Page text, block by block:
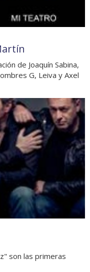
de Joaquín Sabina,
G, Leiva y Axel
son las primeras